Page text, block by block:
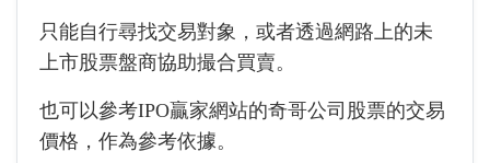
只能自行尋找交易對象，或者透過網路上的未
上市股票盤商協助撮合買賣。
也可以參考IPO贏家網站的奇哥公司股票的交易
價格，作為參考依據。